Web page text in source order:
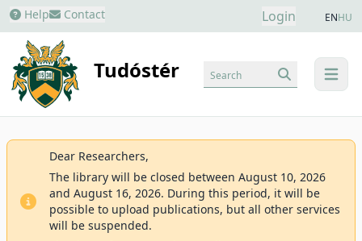
Help Contact Login ENHU
Tudóstér menu
Search
Dear Researchers,
The library will be closed between August 10, 2026
and August 16, 2026. During this period, it will be
possible to upload publications, but all other services
will be suspended.